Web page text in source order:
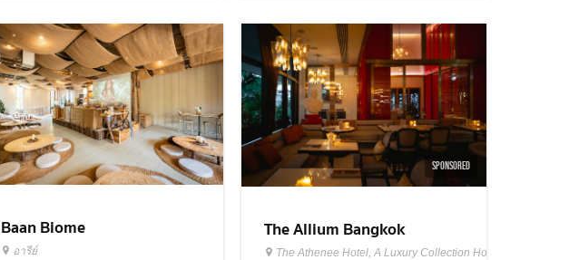
Baan Biome
อารีย์
SPONSORED
The Allium Bangkok
The Athenee Hotel, A Luxury Collection Hotel Bangkok